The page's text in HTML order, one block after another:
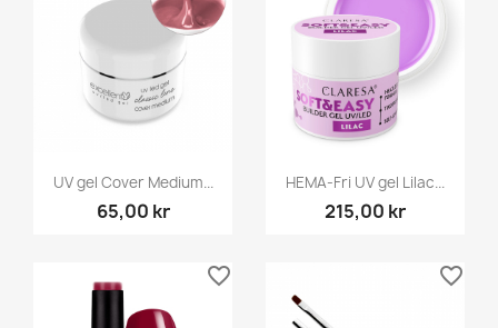
UV gel Cover Medium...
65,00 kr
HEMA-Fri UV gel Lilac...
215,00 kr
favorite_border favorite_border